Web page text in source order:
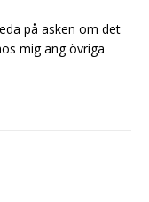
på asken om det
mig ang övriga